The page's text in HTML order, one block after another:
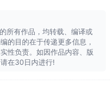
所有作品，均转载、编译或
的目的在于传递更多信息，
性负责。如因作品内容、版
在30日内进行!